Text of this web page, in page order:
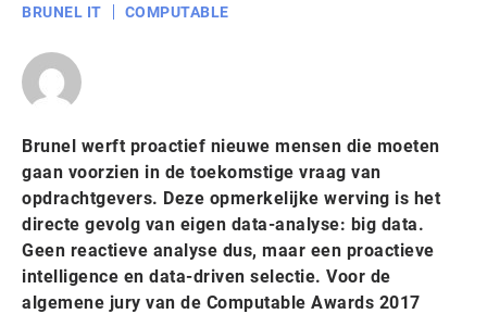
BRUNEL IT
COMPUTABLE
Brunel werft proactief nieuwe mensen die moeten
gaan voorzien in de toekomstige vraag van
opdrachtgevers. Deze opmerkelijke werving is het
directe gevolg van eigen data-analyse: big data.
Geen reactieve analyse dus, maar een proactieve
intelligence en data-driven selectie. Voor de
algemene jury van de Computable Awards 2017